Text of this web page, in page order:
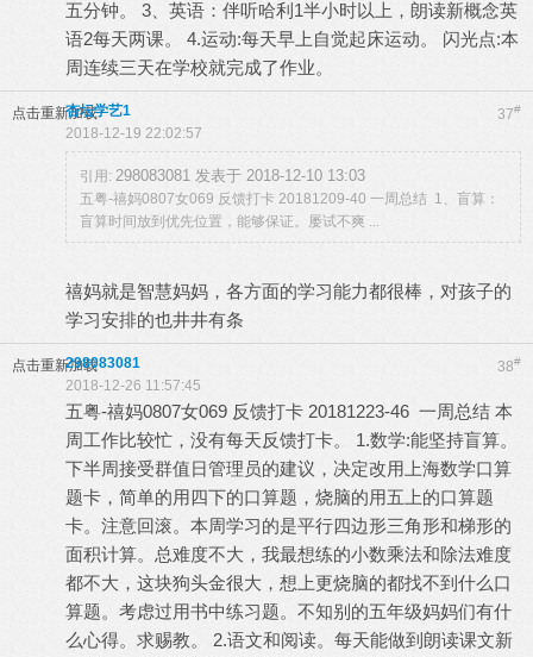
五分钟。 3、英语：伴听哈利1半小时以上，朗读新概念英
语2每天两课。 4.运动:每天早上自觉起床运动。 闪光点:本
周连续三天在学校就完成了作业。
点击重新加载 37#
杏坛学艺1
2018-12-19 22:02:57
引用: 298083081 发表于 2018-12-10 13:03
五粤-禧妈0807女069 反馈打卡 20181209-40 一周总结 1、盲算：
盲算时间放到优先位置，能够保证。屡试不爽 ...
禧妈就是智慧妈妈，各方面的学习能力都很棒，对孩子的
学习安排的也井井有条
点击重新加载 38#
298083081
2018-12-26 11:57:45
五粤-禧妈0807女069 反馈打卡 20181223-46 一周总结 本
周工作比较忙，没有每天反馈打卡。 1.数学:能坚持盲算。
下半周接受群值日管理员的建议，决定改用上海数学口算
题卡，简单的用四下的口算题，烧脑的用五上的口算题
卡。注意回滚。本周学习的是平行四边形三角形和梯形的
面积计算。总难度不大，我最想练的小数乘法和除法难度
都不大，这块狗头金很大，想上更烧脑的都找不到什么口
算题。考虑过用书中练习题。不知别的五年级妈妈们有什
么心得。求赐教。 2.语文和阅读。每天能做到朗读课文新